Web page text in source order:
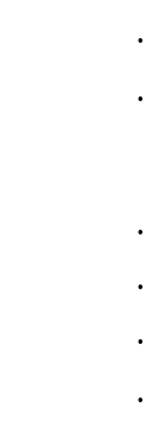
•
•
•
•
•
•